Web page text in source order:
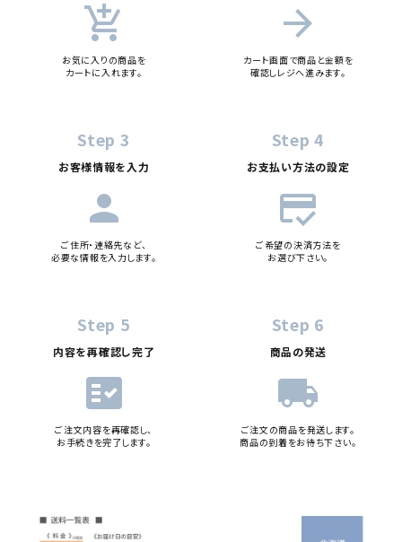
検索する
add_shopping_cart
お気に入りの商品を
カートに入れます。
arrow_forward
カート画面で商品と金額を
確認しレジへ進みます。
Step 3
お客様情報を入力
person
ご住所・連絡先など、
必要な情報を入力します。
Step 4
お支払い方法の設定
credit_score
ご希望の決済方法を
お選び下さい。
Step 5
内容を再確認し完了
fact_check
ご注文内容を再確認し、
お手続きを完了します。
Step 6
商品の発送
local_shipping
ご注文の商品を発送します。
商品の到着をお待ち下さい。